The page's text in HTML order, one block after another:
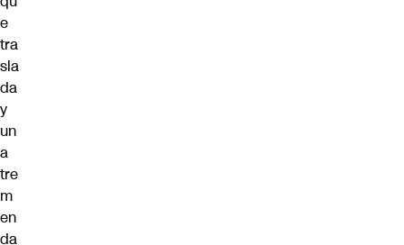
e
tra
sla
da
y
un
a
tre
m
en
da